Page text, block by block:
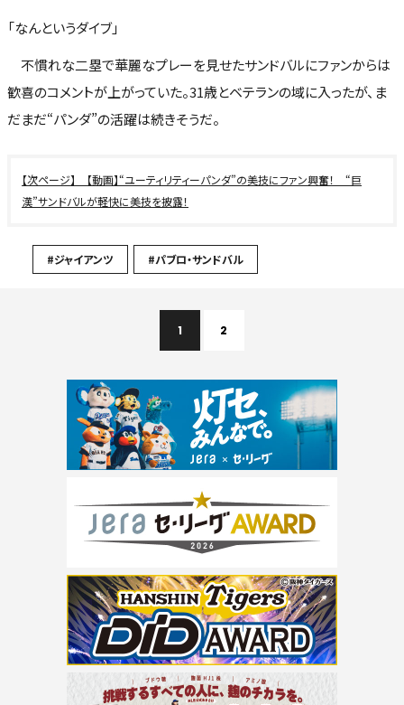
「なんというダイブ」
不慣れな二塁で華麗なプレーを見せたサンドバルにファンからは
歓喜のコメントが上がっていた。31歳とベテランの域に入ったが、ま
だまだ“パンダ”の活躍は続きそうだ。
【動画】“ユーティリティーパンダ”の美技にファン興奮！ “巨
漢”サンドバルが軽快に美技を披露！
#ジャイアンツ #パブロ・サンドバル
1 2